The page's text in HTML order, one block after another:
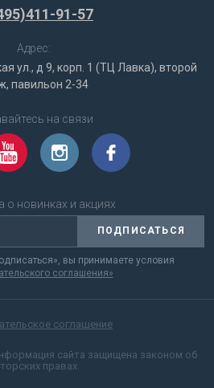
91-57
Адрес:
ул., д 9, корп. 1 (ТЦ Лавка), второй
павильон 2-34
на связи
о новинках и акциях
ПОДПИСАТЬСЯ
вы принимаете условия
соглашения»
соглашение
сайта защищена законом об
правах.